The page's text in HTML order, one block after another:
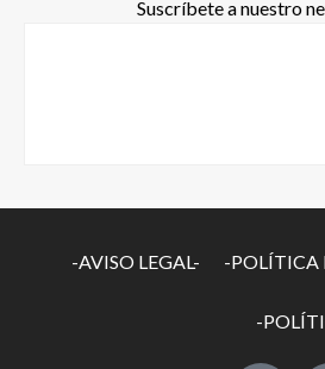
Suscríbete a nuestro
-AVISO LEGAL- -POLÍTICA
-